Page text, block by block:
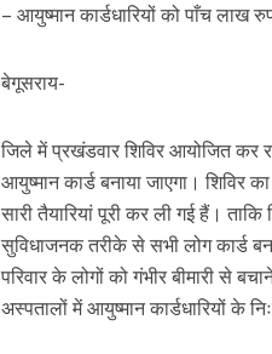
– आयुष्मान कार्डधारियों को पाँच
बेगूसराय-
जिले में प्रखंडवार शिविर आयोजित कर
आयुष्मान कार्ड बनाया जाएगा।
सारी तैयारियां पूरी कर ली गई हैं।
सुविधाजनक तरीके से सभी लोग कार्ड
परिवार के लोगों को गंभीर बीमारी से
अस्पतालों में आयुष्मान कार्डधारियों के